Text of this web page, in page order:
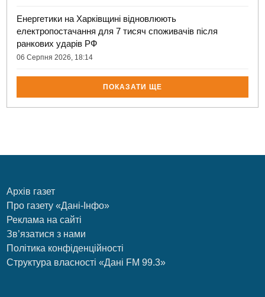
Енергетики на Харківщині відновлюють
електропостачання для 7 тисяч споживачів після
ранкових ударів РФ
06 Серпня 2026, 18:14
ПОКАЗАТИ ЩЕ
Архів газет
Про газету «Дані-Інфо»
Реклама на сайті
Зв’язатися з нами
Політика конфіденційності
Структура власності «Дані FM 99.3»